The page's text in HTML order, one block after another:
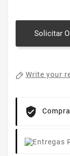
Solicitar
Write your